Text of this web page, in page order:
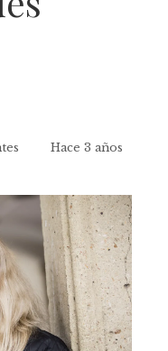
Hace 3 años